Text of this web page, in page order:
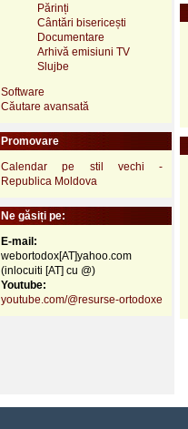
Părinți
Cântări bisericești
Documentare
Arhivă emisiuni TV
Slujbe
Software
Căutare avansată
Promovare
Calendar pe stil vechi -
Republica Moldova
Ne găsiți pe:
E-mail:
webortodox[AT]yahoo.com
(inlocuiti [AT] cu @)
Youtube:
youtube.com/@resurse-ortodoxe